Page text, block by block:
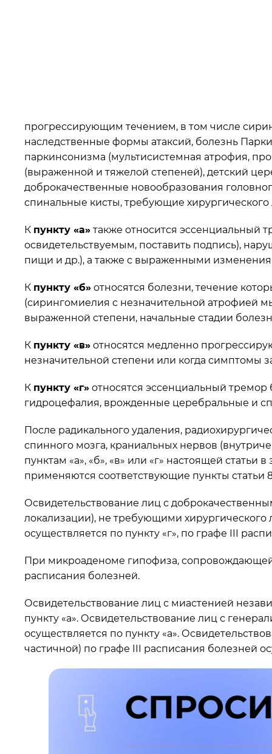
прогрессирующим течением, в том числе
наследственные формы атаксий, болезнь
паркинсонизма (мультисистемная атрофия,
(выраженной и тяжелой степеней), детский
доброкачественные новообразования
спинальные кисты, требующие
К пункту «а» также относится
освидетельствуемым, поставить подпись),
пищи и др.), а также с выраженными
К пункту «б» относятся болезни, течение
(сирингомиелия с незначительной атрофией
выраженной степени, начальные стадии
К пункту «в» относятся медленно
незначительной степени или когда симптомы
К пункту «г» относятся эссенциальный
гидроцефалия, врожденные церебральные и
После радикального удаления,
спинного мозга, краниальных нервов
пунктам «а», «б», «в» или «г» настоящей
применяются соответствующие пункты статьи
Освидетельствование лиц с
локализации), не требующими
осуществляется по пункту «г», по графе III
При микроаденоме гипофиза,
расписания болезней.
Освидетельствование лиц с миастенией
пункту «а». Освидетельствование лиц с
осуществляется по пункту «а».
частичной) по графе III расписания болезней